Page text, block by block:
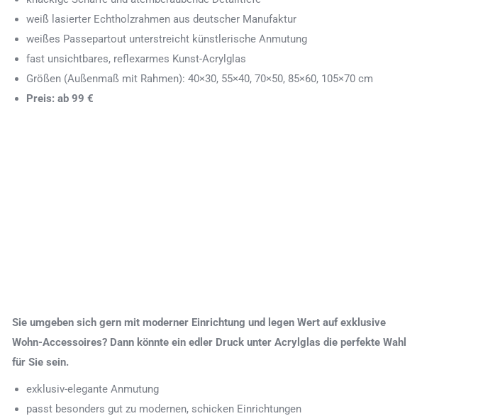
weiß lasierter Echtholzrahmen aus deutscher Manufaktur
weißes Passepartout unterstreicht künstlerische Anmutung
fast unsichtbares, reflexarmes Kunst-Acrylglas
Größen (Außenmaß mit Rahmen): 40×30, 55×40, 70×50, 85×60, 105×70 cm
Preis: ab 99 €
Sie umgeben sich gern mit moderner Einrichtung und legen Wert auf exklusive
Wohn-Accessoires? Dann könnte ein edler Druck unter Acrylglas die perfekte Wahl
für Sie sein.
exklusiv-elegante Anmutung
passt besonders gut zu modernen, schicken Einrichtungen